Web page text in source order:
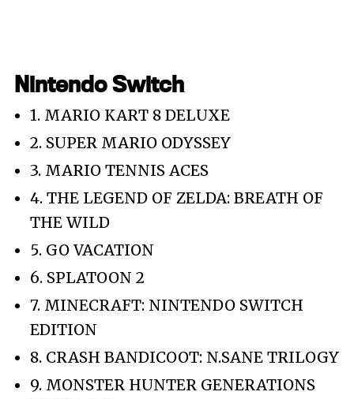
Nintendo Switch
1. MARIO KART 8 DELUXE
2. SUPER MARIO ODYSSEY
3. MARIO TENNIS ACES
4. THE LEGEND OF ZELDA: BREATH OF
THE WILD
5. GO VACATION
6. SPLATOON 2
7. MINECRAFT: NINTENDO SWITCH
EDITION
8. CRASH BANDICOOT: N.SANE TRILOGY
9. MONSTER HUNTER GENERATIONS